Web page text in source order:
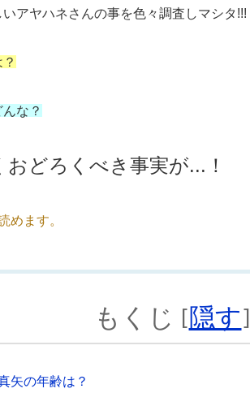
アヤハネさんの事を色々調査しマシタ!!!
な？
どろくべき事実が...！
めます。
もくじ [隠す]
矢の年齢は？